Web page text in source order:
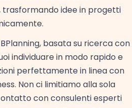
idee in progetti
basata su ricerca con
individuare in modo rapido e
perfettamente in linea con
Non ci limitiamo alla sola
con consulenti esperti